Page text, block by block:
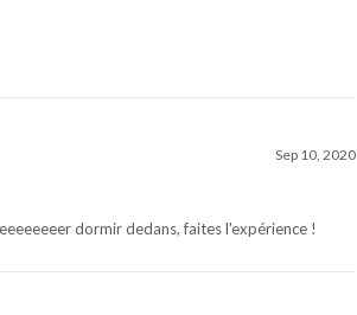
Sep 10, 2020
dormir dedans, faites l'expérience !